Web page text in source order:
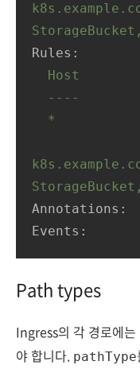
StorageBucket,
Rules:
Host
----
*
StorageBucket,
Annotations:
Events:
Path types
Ingress의 각 경로에는
야 합니다. pathType